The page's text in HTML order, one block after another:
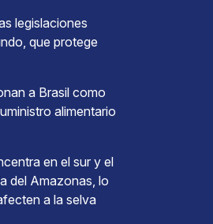
legislaciones
que protege
a Brasil como
alimentario
en el sur y el
del Amazonas, lo
a la selva